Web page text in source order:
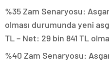
%35 Zam Senaryosu:
olması durumunda yeni
TL – Net: 29 bin 841 TL
%40 Zam Senaryosu: